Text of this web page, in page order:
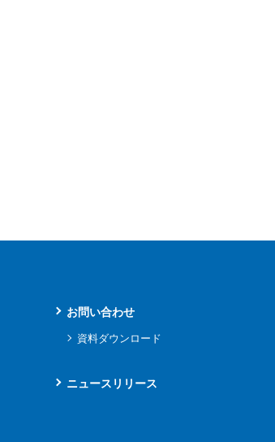
お問い合わせ
資料ダウンロード
ニュースリリース